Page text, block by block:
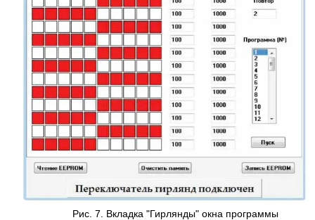
Рис. 7. Вкладка "Гирлянды" окна программы